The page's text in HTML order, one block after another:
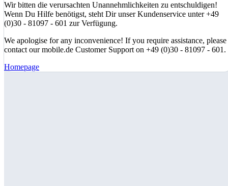
Wir bitten die verursachten Unannehmlichkeiten zu entschuldigen!
Wenn Du Hilfe benötigst, steht Dir unser Kundenservice unter +49
(0)30 - 81097 - 601 zur Verfügung.
We apologise for any inconvenience! If you require assistance, please
contact our mobile.de Customer Support on +49 (0)30 - 81097 - 601.
Homepage